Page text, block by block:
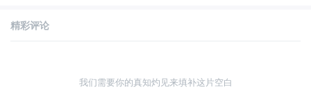
精彩评论
我们需要你的真知灼见来填补这片空白